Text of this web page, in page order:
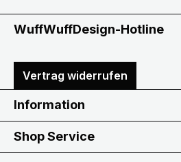
WuffWuffDesign-Hotline
Vertrag widerrufen
Information
Shop Service